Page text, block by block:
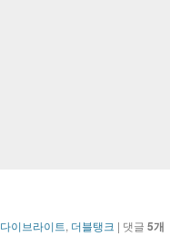
다이브라이트, 더블탱크 | 댓글 5개